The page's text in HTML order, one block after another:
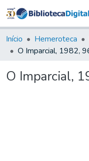
Início Hemeroteca
O Imparcial, 1982,
O Imparcial,